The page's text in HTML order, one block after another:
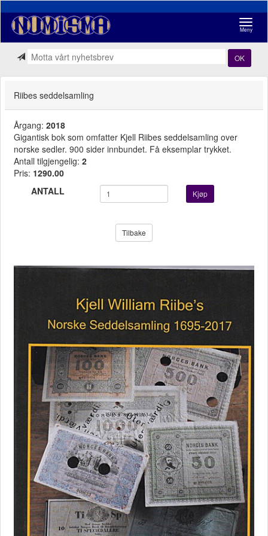
Meny
OK
Riibes seddelsamling
Årgang: 2018
Gigantisk bok som omfatter Kjell Riibes seddelsamling over
norske sedler. 900 sider innbundet. Få eksemplar trykket.
Antall tilgjengelig: 2
Pris: 1290.00
ANTALL
Kjøp
Tilbake